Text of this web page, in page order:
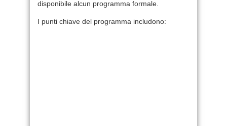
disponibile alcun programma formale.
I punti chiave del programma includono: